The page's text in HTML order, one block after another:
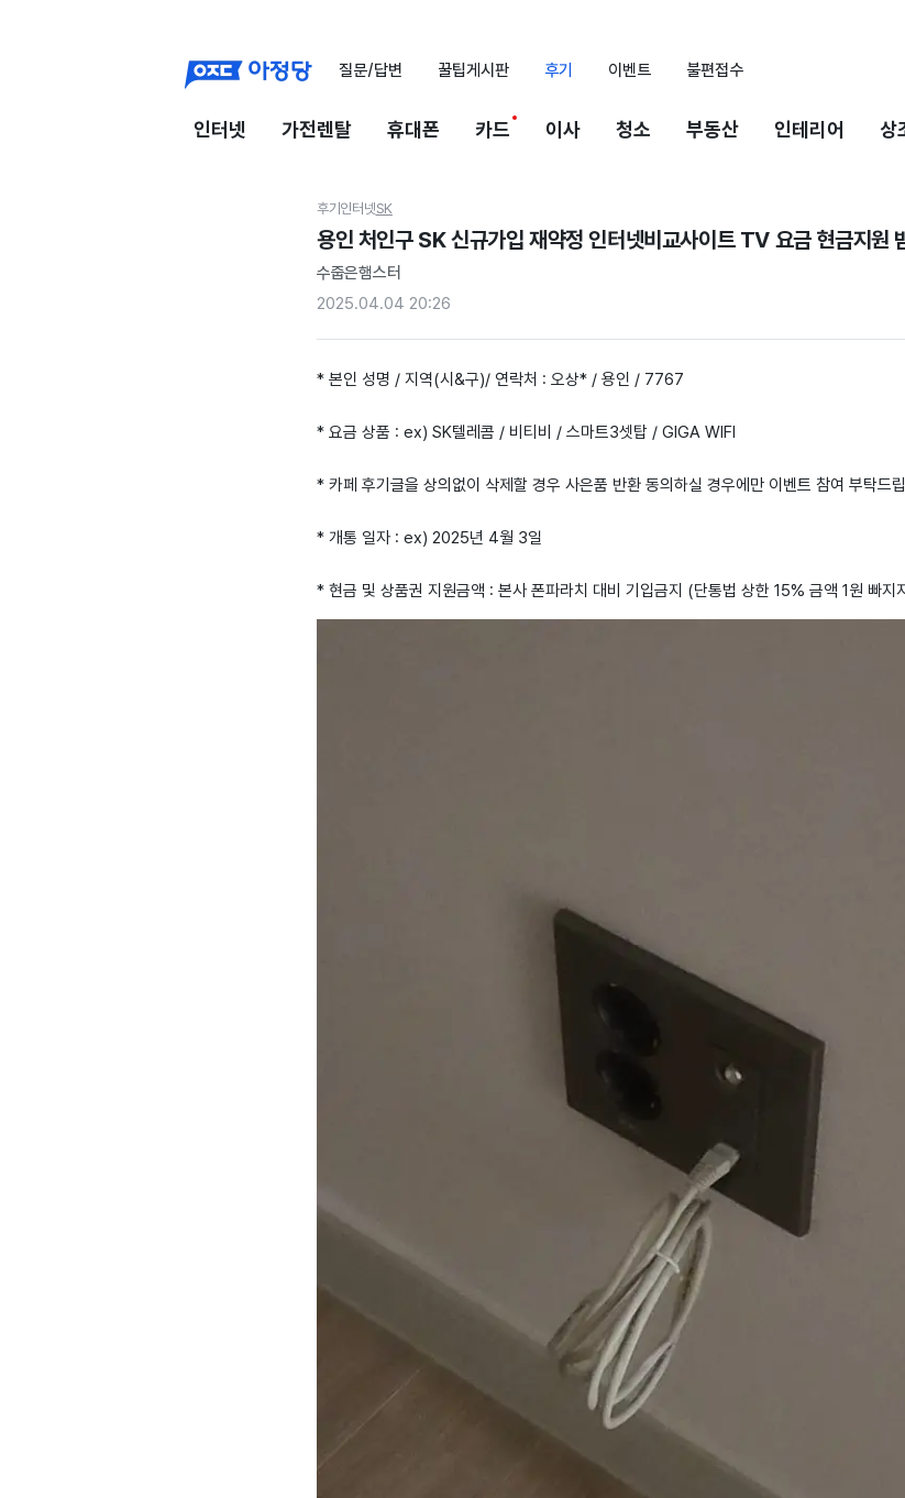
질문/답변 꿀팁게시판 후기 이벤트 불편접수
인터넷 가전렌탈 휴대폰 카드 이사 청소 부동산 인테리어 상
후기 인터넷SK
용인 처인구 SK 신규가입 재약정 인터넷비교사이트 TV 요금 현금지원
수줍은햄스터
2025.04.04 20:26
* 본인 성명 / 지역(시&구)/ 연락처 : 오상* / 용인 / 7767
* 요금 상품 : ex) SK텔레콤 / 비티비 / 스마트3셋탑 / GIGA WIFI
* 카페 후기글을 상의없이 삭제할 경우 사은품 반환 동의하실 경우에만 이벤트 참여 부탁드
* 개통 일자 : ex) 2025년 4월 3일
* 현금 및 상품권 지원금액 : 본사 폰파라치 대비 기입금지 (단통법 상한 15% 금액 1원 빠지